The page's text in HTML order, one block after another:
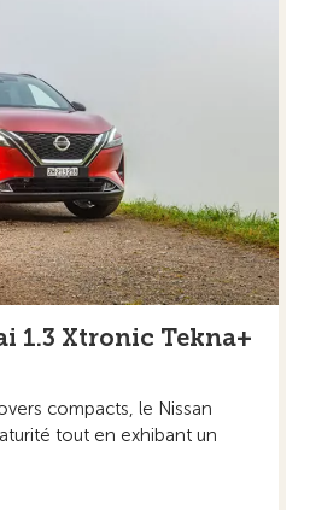
1.3 Xtronic Tekna+
compacts, le Nissan
tout en exhibant un